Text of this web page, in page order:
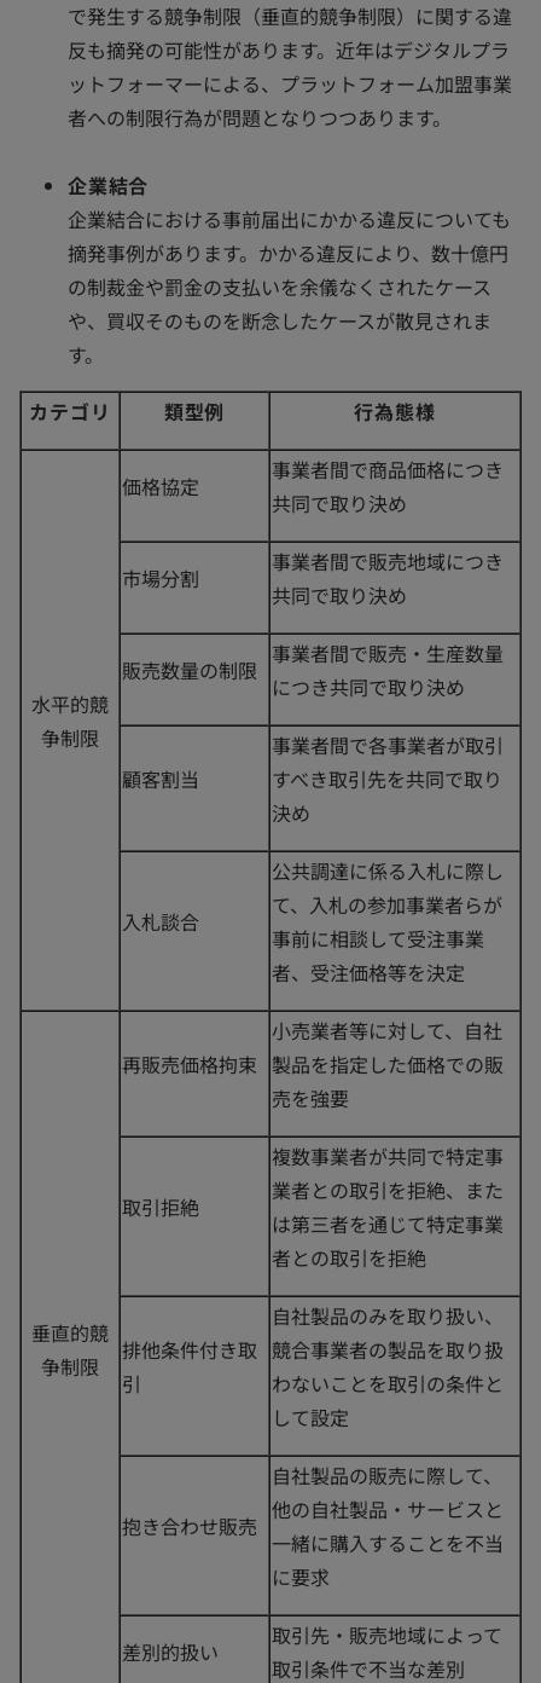
で発生する競争制限（垂直的競争制限）に関する違
反も摘発の可能性があります。近年はデジタルプラ
ットフォーマーによる、プラットフォーム加盟事業
者への制限行為が問題となりつつあります。
企業結合
企業結合における事前届出にかかる違反についても
摘発事例があります。かかる違反により、数十億円
の制裁金や罰金の支払いを余儀なくされたケース
や、買収そのものを断念したケースが散見されま
す。
カテゴリ
類型例 行為態様
水平的競
争制限
価格協定
事業者間で商品価格につき
共同で取り決め
市場分割
事業者間で販売地域につき
共同で取り決め
販売数量の制限
事業者間で販売・生産数量
につき共同で取り決め
顧客割当
事業者間で各事業者が取引
すべき取引先を共同で取り
決め
入札談合
公共調達に係る入札に際し
て、入札の参加事業者らが
事前に相談して受注事業
者、受注価格等を決定
垂直的競
争制限
再販売価格拘束
小売業者等に対して、自社
製品を指定した価格での販
売を強要
取引拒絶
複数事業者が共同で特定事
業者との取引を拒絶、また
は第三者を通じて特定事業
者との取引を拒絶
排他条件付き取
引
自社製品のみを取り扱い、
競合事業者の製品を取り扱
わないことを取引の条件と
して設定
抱き合わせ販売
自社製品の販売に際して、
他の自社製品・サービスと
一緒に購入することを不当
に要求
差別的扱い
取引先・販売地域によって
取引条件で不当な差別